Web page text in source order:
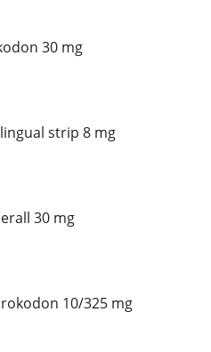
30 mg
strip 8 mg
30 mg
10/325 mg